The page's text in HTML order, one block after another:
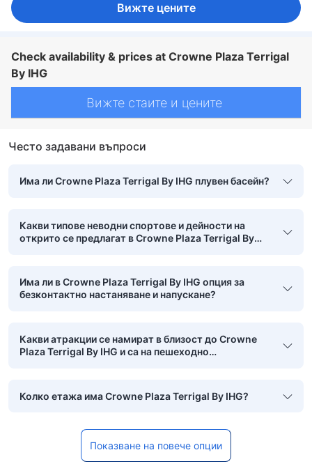
Сателитна/кабелна телевизия
Телевизор
Ежедневно почистване
Балкон/тераса
Бюро
Възможност за свръзка на стаите
Килими
Сгъваемо легло
Гардеробна
Стойка за дрехи
Съоръжения за гладене
Детектор за дим
Достъпно чрез асансьор
Непушачи
Сейф в стаята
Функция за защита/сигурност
Вижте цените
Check availability & prices at Crowne Plaza Terrigal
By IHG
Вижте стаите и цените
Често задавани въпроси
Има ли Crowne Plaza Terrigal By IHG плувен басейн?
Какви типове неводни спортове и дейности на
открито се предлагат в Crowne Plaza Terrigal By
Има ли в Crowne Plaza Terrigal By IHG опция за
безконтактно настаняване и напускане?
Какви атракции се намират в близост до Crowne
Plaza Terrigal By IHG и са на пешеходно
Колко етажа има Crowne Plaza Terrigal By IHG?
Показване на повече опции